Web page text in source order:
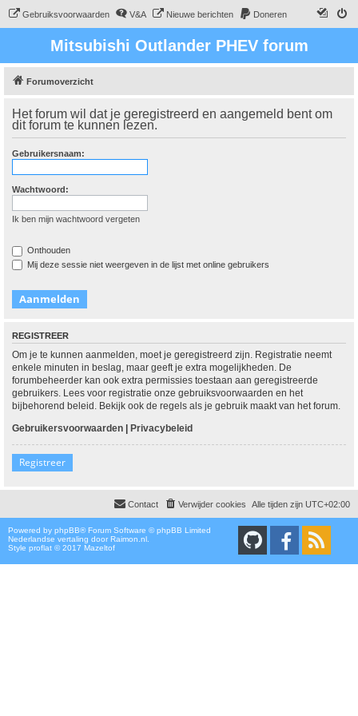
Gebruiksvoorwaarden V&A Nieuwe berichten Doneren
Mitsubishi Outlander PHEV forum
Forumoverzicht
Het forum wil dat je geregistreerd en aangemeld bent om
dit forum te kunnen lezen.
Gebruikersnaam:
Wachtwoord:
Ik ben mijn wachtwoord vergeten
Onthouden
Mij deze sessie niet weergeven in de lijst met online gebruikers
REGISTREER
Om je te kunnen aanmelden, moet je geregistreerd zijn. Registratie neemt
enkele minuten in beslag, maar geeft je extra mogelijkheden. De
forumbeheerder kan ook extra permissies toestaan aan geregistreerde
gebruikers. Lees voor registratie onze gebruiksvoorwaarden en het
bijbehorend beleid. Bekijk ook de regels als je gebruik maakt van het forum.
Gebruikersvoorwaarden | Privacybeleid
Registreer
Alle tijden zijn UTC+02:00
Verwijder cookies
Contact
Powered by phpBB® Forum Software © phpBB Limited
Nederlandse vertaling door Raimon.nl
Style proflat © 2017 Mazeltof